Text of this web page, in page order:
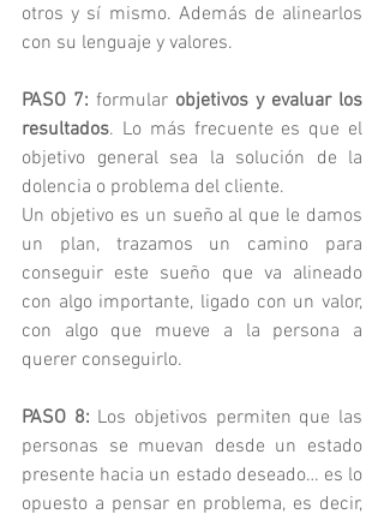
otros y sí mismo. Además de alinearlos
con su lenguaje y valores.
PASO 7: formular objetivos y evaluar los
resultados. Lo más frecuente es que el
objetivo general sea la solución de la
dolencia o problema del cliente.
Un objetivo es un sueño al que le damos
un plan, trazamos un camino para
conseguir este sueño que va alineado
con algo importante, ligado con un valor,
con algo que mueve a la persona a
querer conseguirlo.
PASO 8: Los objetivos permiten que las
personas se muevan desde un estado
presente hacia un estado deseado… es lo
opuesto a pensar en problema, es decir,